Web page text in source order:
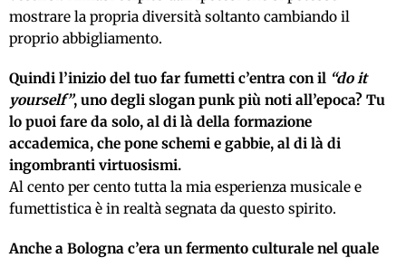
mostrare la propria diversità soltanto cambiando il
proprio abbigliamento.
Quindi l’inizio del tuo far fumetti c’entra con il “do it
yourself”, uno degli slogan punk più noti all’epoca? Tu
lo puoi fare da solo, al di là della formazione
accademica, che pone schemi e gabbie, al di là di
ingombranti virtuosismi.
Al cento per cento tutta la mia esperienza musicale e
fumettistica è in realtà segnata da questo spirito.
Anche a Bologna c’era un fermento culturale nel quale